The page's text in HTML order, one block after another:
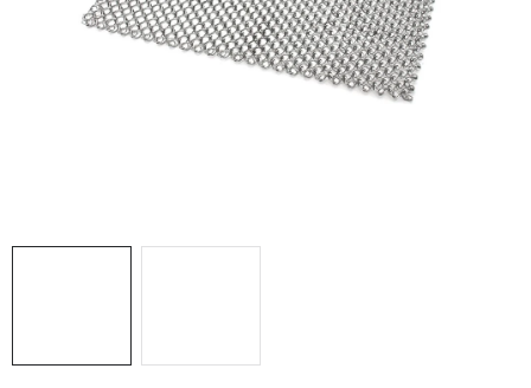
PARKOVACÍ BLOKÁDY
HODNOCENÍ OBCHODU
B2B - VELKOOBCHOD